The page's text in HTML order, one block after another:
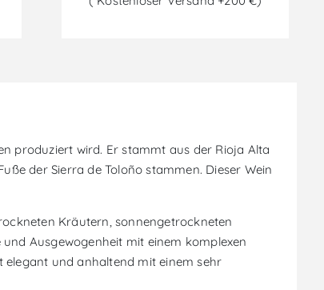
produziert wird. Er stammt aus der Rioja Alta
der Sierra de Toloño stammen. Dieser Wein
Kräutern, sonnengetrockneten
Ausgewogenheit mit einem komplexen
elegant und anhaltend mit einem sehr